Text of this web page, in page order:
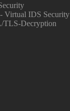
Virtual IDS Security
TLS-Decryption